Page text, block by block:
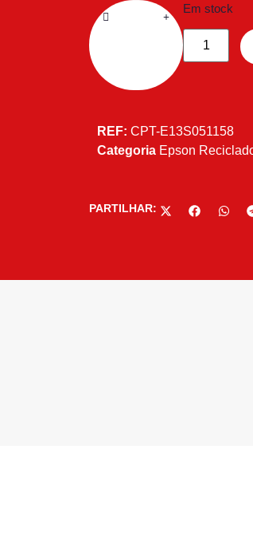
Em stock
REF: CPT-E13S051158
Categoria Epson
PARTILHAR: